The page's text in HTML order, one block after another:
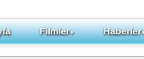
Filmler▼ Haberler